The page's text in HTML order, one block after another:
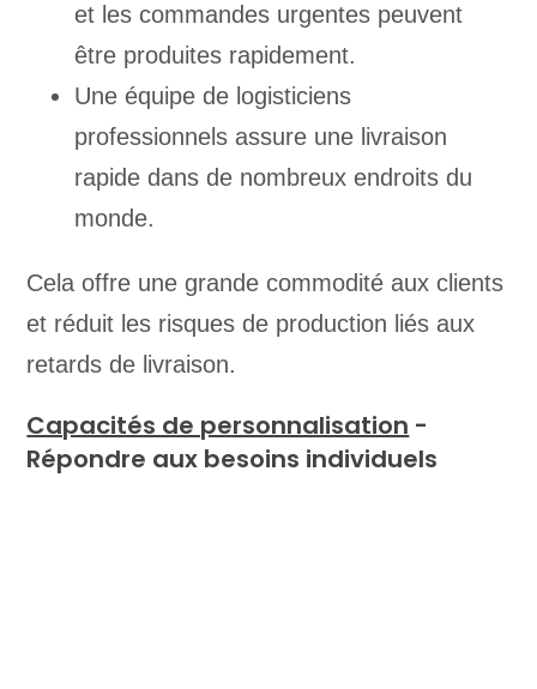
et les commandes urgentes peuvent
être produites rapidement.
Une équipe de logisticiens
professionnels assure une livraison
rapide dans de nombreux endroits du
monde.
Cela offre une grande commodité aux clients
et réduit les risques de production liés aux
retards de livraison.
Capacités de personnalisation -
Répondre aux besoins individuels